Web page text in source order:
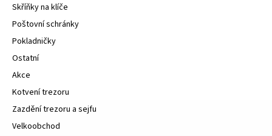
Skříňky na klíče
Poštovní schránky
Pokladničky
Ostatní
Akce
Kotvení trezoru
Zazdění trezoru a sejfu
Velkoobchod